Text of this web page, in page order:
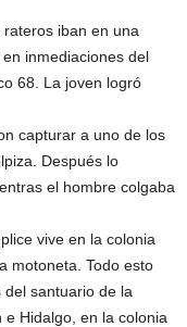
iban en una
inmediaciones del
68. La joven logró
capturar a uno de los
Después lo
el hombre colgaba
vive en la colonia
motoneta. Todo esto
santuario de la
Hidalgo, en la colonia